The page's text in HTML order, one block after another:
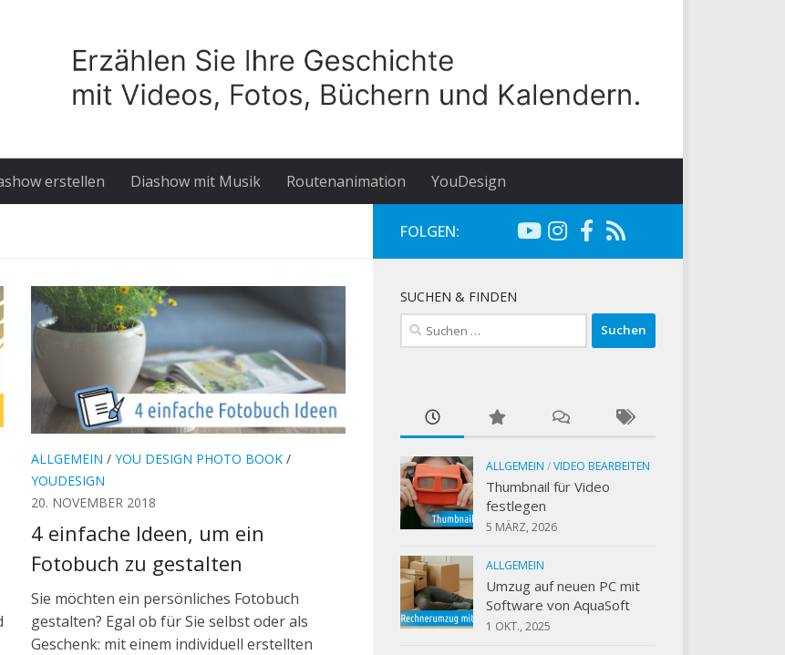
erstellen Diashow mit Musik Routenanimation YouDesign
ALLGEMEIN / YOU DESIGN PHOTO BOOK /
YOUDESIGN
20. NOVEMBER 2018
4 einfache Ideen, um ein
Fotobuch zu gestalten
Sie möchten ein persönliches Fotobuch
gestalten? Egal ob für Sie selbst oder als
Geschenk: mit einem individuell erstellten
FOLGEN:
SUCHEN & FINDEN
Suchen
nach:
ALLGEMEIN /VIDEO BEARBEITEN
Thumbnail für Video
festlegen
5 MÄRZ, 2026
ALLGEMEIN
Umzug auf neuen PC mit
Software von AquaSoft
1 OKT., 2025